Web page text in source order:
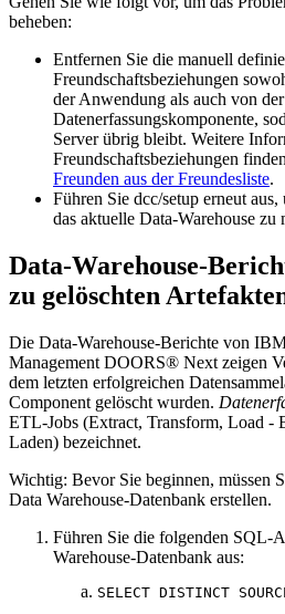
beheben:
Entfernen Sie die manuell
Freundschaftsbeziehungen
der Anwendung als auch von
Datenerfassungskomponente,
Serverübrig bleibt. Weitere
Freundschaftsbeziehungen
Freunden aus der Freundesliste.
Führen Sie dcc/setup erneut
das aktuelle Data-Warehouse zu
Data-Warehouse-
zu gelöschten
Die Data-Warehouse-Berichte von
Management DOORS® Next zeigen
dem letzten erfolgreichen
Component gelöscht wurden.
ETL-Jobs (Extract, Transform, Load -
Laden) bezeichnet.
Wichtig: Bevor Sie beginnen, müssen
Data Warehouse-Datenbank erstellen.
Führen Sie die folgenden SQL-
Warehouse-Datenbank aus:
SELECT DISTINCT